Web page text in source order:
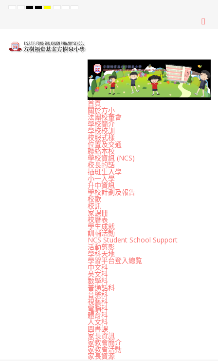
Default
NightHighHighHighSetSetSet
首頁
關於方小
法團校董會
學校簡介
學校校訓
校服式樣
位置及交通
聯絡本校
學校資訊 (NCS)
校長的話
插班生入學
小一入學
升中資訊
學校計劃及報告
校歌
校訊
家課冊
校曆表
學生成就
訓輔活動
NCS Student School Support
活動剪影
學科天地
學習平台登入總覧
中文科
英文科
數學科
普通話科
音樂科
視藝科
電腦科
體育科
人文科
圖書課
家長資訊
家教會簡介
家教會活動
家長資源